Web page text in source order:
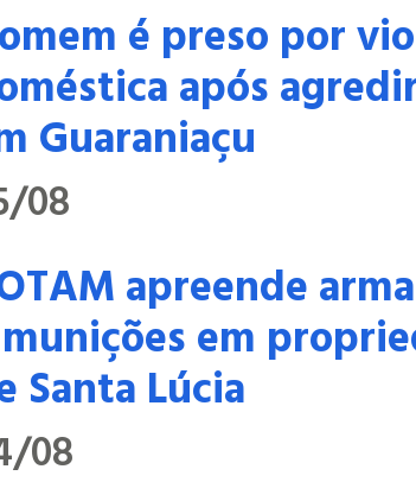
é preso por
após
Guaraniaçu
08
apreende
em
Santa Lúcia
08